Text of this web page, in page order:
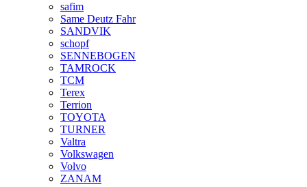
safim
Same Deutz Fahr
SANDVIK
schopf
SENNEBOGEN
TAMROCK
TCM
Terex
Terrion
TOYOTA
TURNER
Valtra
Volkswagen
Volvo
ZANAM